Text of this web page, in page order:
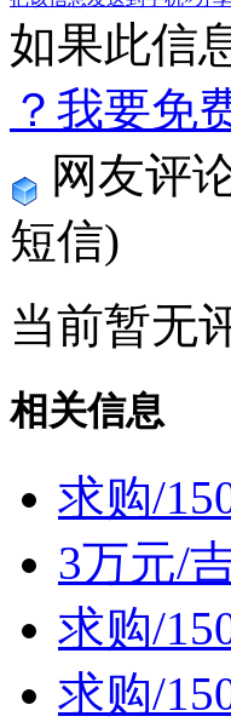
如果此信
？我要免
网友评
短信)
当前暂无
相关信息
求购/
3万元/
求购/
求购/